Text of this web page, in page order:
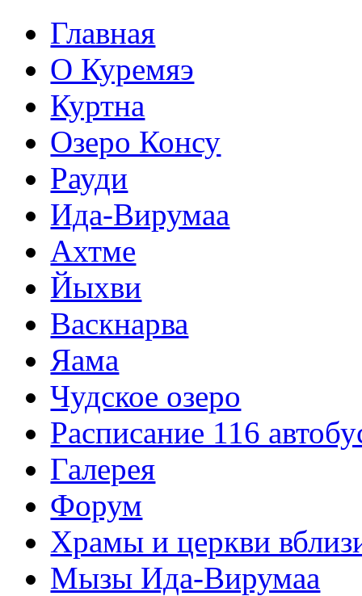
Главная
О Куремяэ
Куртна
Озеро Консу
Рауди
Ида-Вирумаа
Ахтме
Йыхви
Васкнарва
Яама
Чудское озеро
Расписание 116
Галерея
Форум
Храмы и церкви
Мызы Ида-Вирумаа